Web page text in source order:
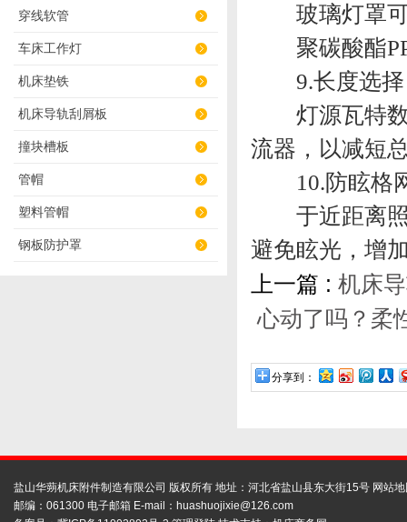
穿线软管
车床工作灯
机床垫铁
机床导轨刮屑板
撞块槽板
管帽
塑料管帽
钢板防护罩
玻璃灯罩可
聚碳酸酯
9.长度选择
灯源瓦特数
流器，以减短
10.防眩格
于近距离照
避免眩光，增
上一篇 : 机床
心动了吗？柔
分享到：
盐山华蒴机床附件制造有限公司 版权所有 地址：河北省盐山县东大街15号 网站
邮编：061300 电子邮箱 E-mail： huashuojixie@126.com